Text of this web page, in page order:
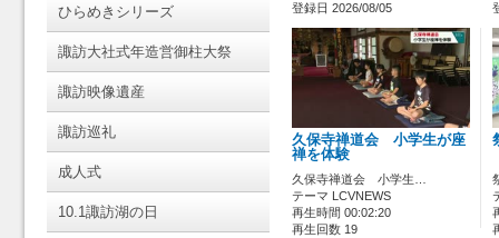
ひらめきシリーズ
諏訪大社式年造営御柱大祭
諏訪映像遺産
諏訪巡礼
成人式
10.1諏訪湖の日
登録日 2026/08/05
久保寺禅道会 小学生が座
禅を体験
久保寺禅道会 小学生…
テーマ LCVNEWS
再生時間 00:02:20
再生回数 19